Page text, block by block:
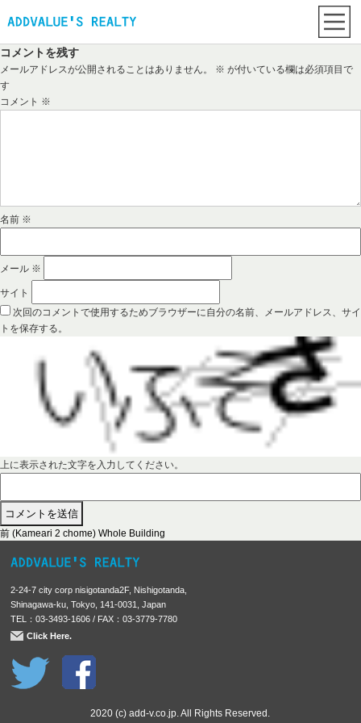
コメントを残す
メールアドレスが公開されることはありません。 ※ が付いている欄は必須項目で
す
コメント ※
名前 ※
メール ※
サイト
次回のコメントで使用するためブラウザーに自分の名前、メールアドレス、サイ
トを保存する。
上に表示された文字を入力してください。
投
稿
ビ
ゲ
ー
シ
ョ
前 前
投
:
(Kameari 2 chome) Whole Building
2-24-7 city corp nisigotanda2F, Nishigotanda,
Shinagawa-ku, Tokyo, 141-0031, Japan
TEL：03-3493-1606 / FAX：03-3779-7780
Click Here.
2020 (c) add-v.co.jp. All Rights Reserved.